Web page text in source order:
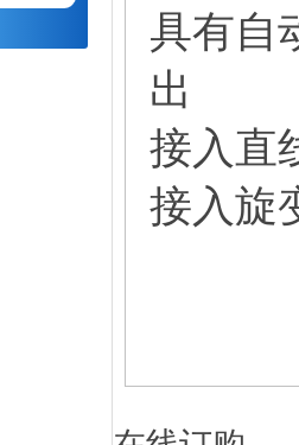
具有自
出
接入直
接入旋